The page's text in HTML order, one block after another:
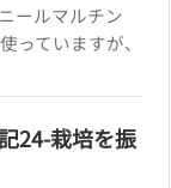
ールマルチン
っていますが、
24-栽培を振